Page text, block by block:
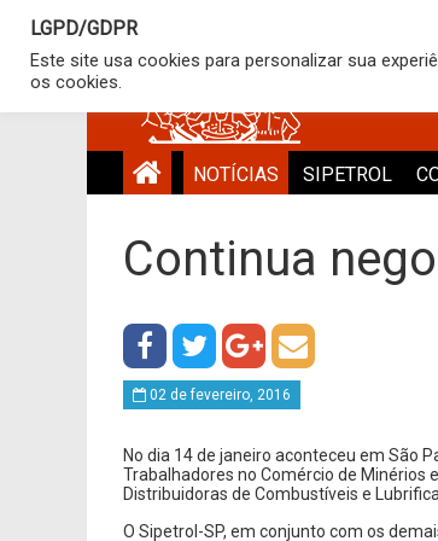
NOTÍCIAS SIPETROL
Continua
02 de fevereiro, 2016
No dia 14 de janeiro aconteceu em São
Trabalhadores no Comércio de Minérios
Distribuidoras de Combustíveis e
O Sipetrol-SP, em conjunto com os
LGPD/GDPR
Este site usa cookies para personalizar sua
os cookies.